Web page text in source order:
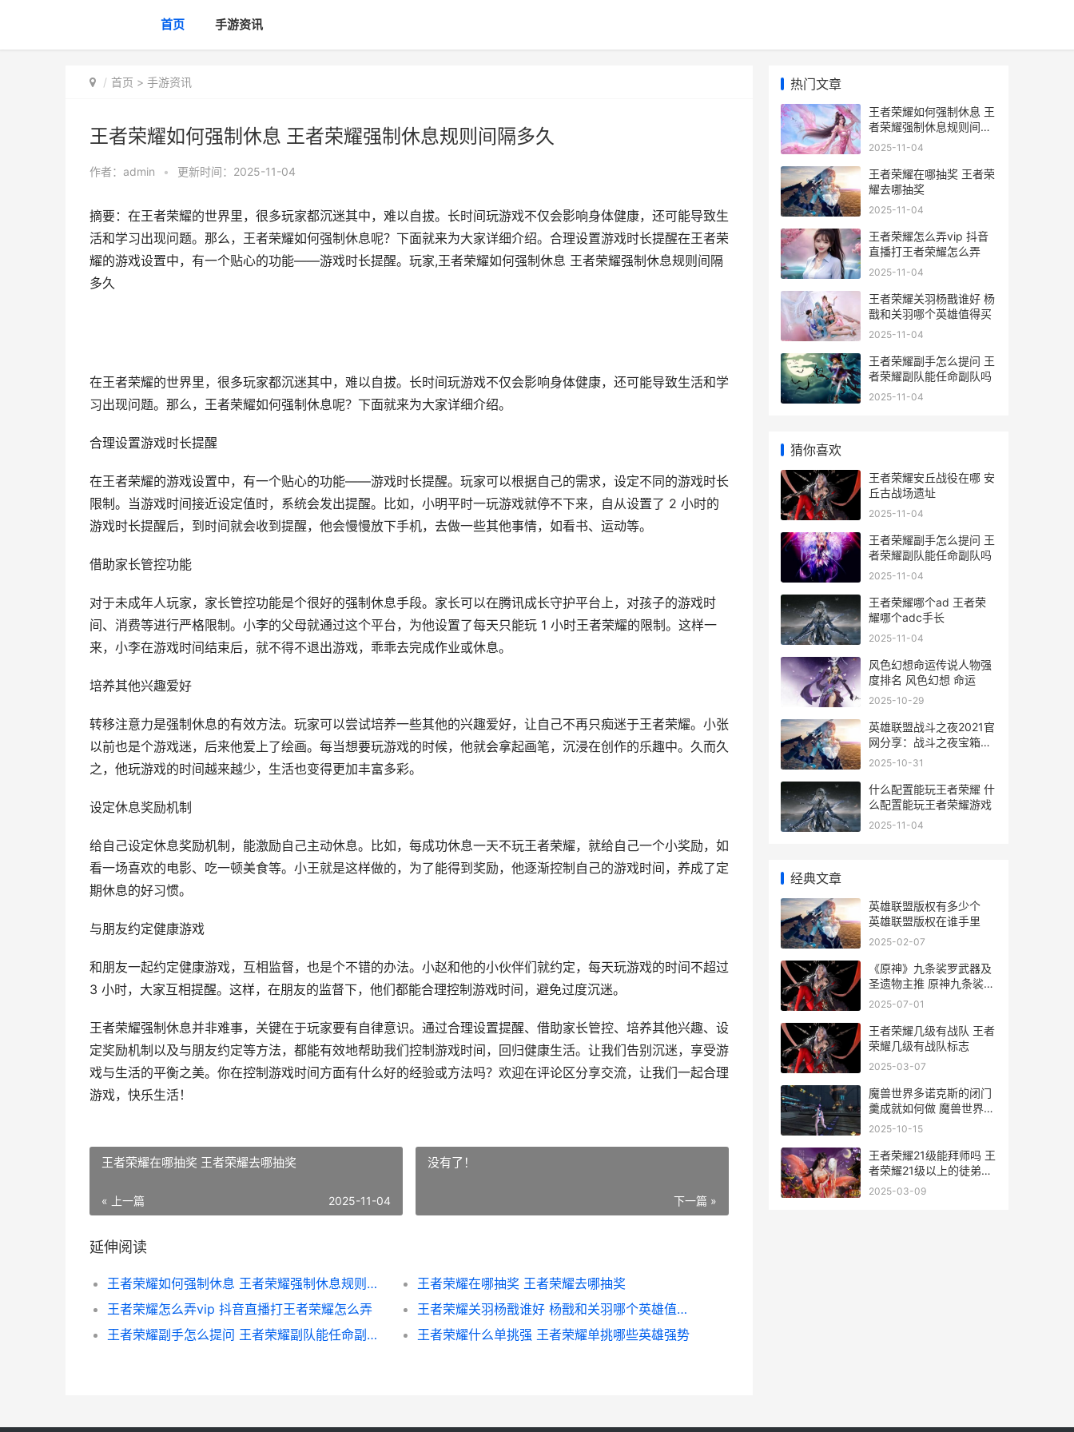
首页 手游资讯
首页 > 手游资讯
王者荣耀如何强制休息 王者荣耀强制休息规则间隔多久
作者： admin • 更新时间：2025-11-04
摘要：在王者荣耀的世界里，很多玩家都沉迷其中，难以自拔。长时间玩游戏不仅会影响身体健康，还可能导致生
活和学习出现问题。那么，王者荣耀如何强制休息呢？下面就来为大家详细介绍。合理设置游戏时长提醒在王者荣
耀的游戏设置中，有一个贴心的功能——游戏时长提醒。玩家,王者荣耀如何强制休息 王者荣耀强制休息规则间隔
多久
在王者荣耀的世界里，很多玩家都沉迷其中，难以自拔。长时间玩游戏不仅会影响身体健康，还可能导致生活和学
习出现问题。那么，王者荣耀如何强制休息呢？下面就来为大家详细介绍。
合理设置游戏时长提醒
在王者荣耀的游戏设置中，有一个贴心的功能——游戏时长提醒。玩家可以根据自己的需求，设定不同的游戏时长
限制。当游戏时间接近设定值时，系统会发出提醒。比如，小明平时一玩游戏就停不下来，自从设置了 2 小时的
游戏时长提醒后，到时间就会收到提醒，他会慢慢放下手机，去做一些其他事情，如看书、运动等。
借助家长管控功能
对于未成年人玩家，家长管控功能是个很好的强制休息手段。家长可以在腾讯成长守护平台上，对孩子的游戏时
间、消费等进行严格限制。小李的父母就通过这个平台，为他设置了每天只能玩 1 小时王者荣耀的限制。这样一
来，小李在游戏时间结束后，就不得不退出游戏，乖乖去完成作业或休息。
培养其他兴趣爱好
转移注意力是强制休息的有效方法。玩家可以尝试培养一些其他的兴趣爱好，让自己不再只痴迷于王者荣耀。小张
以前也是个游戏迷，后来他爱上了绘画。每当想要玩游戏的时候，他就会拿起画笔，沉浸在创作的乐趣中。久而久
之，他玩游戏的时间越来越少，生活也变得更加丰富多彩。
设定休息奖励机制
给自己设定休息奖励机制，能激励自己主动休息。比如，每成功休息一天不玩王者荣耀，就给自己一个小奖励，如
看一场喜欢的电影、吃一顿美食等。小王就是这样做的，为了能得到奖励，他逐渐控制自己的游戏时间，养成了定
期休息的好习惯。
与朋友约定健康游戏
和朋友一起约定健康游戏，互相监督，也是个不错的办法。小赵和他的小伙伴们就约定，每天玩游戏的时间不超过
3 小时，大家互相提醒。这样，在朋友的监督下，他们都能合理控制游戏时间，避免过度沉迷。
王者荣耀强制休息并非难事，关键在于玩家要有自律意识。通过合理设置提醒、借助家长管控、培养其他兴趣、设
定奖励机制以及与朋友约定等方法，都能有效地帮助我们控制游戏时间，回归健康生活。让我们告别沉迷，享受游
戏与生活的平衡之美。你在控制游戏时间方面有什么好的经验或方法吗？欢迎在评论区分享交流，让我们一起合理
游戏，快乐生活！
王者荣耀在哪抽奖 王者荣耀去哪抽奖
« 上一篇 2025-11-04
没有了！
下一篇 »
延伸阅读
王者荣耀如何强制休息 王者荣耀强制休息规则间隔多久
王者荣耀在哪抽奖 王者荣耀去哪抽奖
王者荣耀怎么弄vip 抖音直播打王者荣耀怎么弄
王者荣耀关羽杨戬谁好 杨戬和关羽哪个英雄值得买
王者荣耀副手怎么提问 王者荣耀副队能任命副队吗
王者荣耀什么单挑强 王者荣耀单挑哪些英雄强势
热门文章
王者荣耀如何强制休息 王
者荣耀强制休息规则间隔
多久
2025-11-04
王者荣耀在哪抽奖 王者荣
耀去哪抽奖
2025-11-04
王者荣耀怎么弄vip 抖音
直播打王者荣耀怎么弄
2025-11-04
王者荣耀关羽杨戬谁好 杨
戬和关羽哪个英雄值得买
2025-11-04
王者荣耀副手怎么提问 王
者荣耀副队能任命副队吗
2025-11-04
猜你喜欢
王者荣耀安丘战役在哪 安
丘古战场遗址
2025-11-04
王者荣耀副手怎么提问 王
者荣耀副队能任命副队吗
2025-11-04
王者荣耀哪个ad 王者荣
耀哪个adc手长
2025-11-04
风色幻想命运传说人物强
度排名 风色幻想 命运
2025-10-29
英雄联盟战斗之夜2021官
网分享：战斗之夜宝箱皮
肤领取地址[多图]
2025-10-31
什么配置能玩王者荣耀 什
么配置能玩王者荣耀游戏
2025-11-04
经典文章
英雄联盟版权有多少个
英雄联盟版权在谁手里
2025-02-07
《原神》九条裟罗武器及
圣遗物主推 原神九条裟罗
圣遗物搭配推荐
2025-07-01
王者荣耀几级有战队 王者
荣耀几级有战队标志
2025-03-07
魔兽世界多诺克斯的闭门
羹成就如何做 魔兽世界诺
克萨斯
2025-10-15
王者荣耀21级能拜师吗 王
者荣耀21级以上的徒弟还
有任务吗
2025-03-09